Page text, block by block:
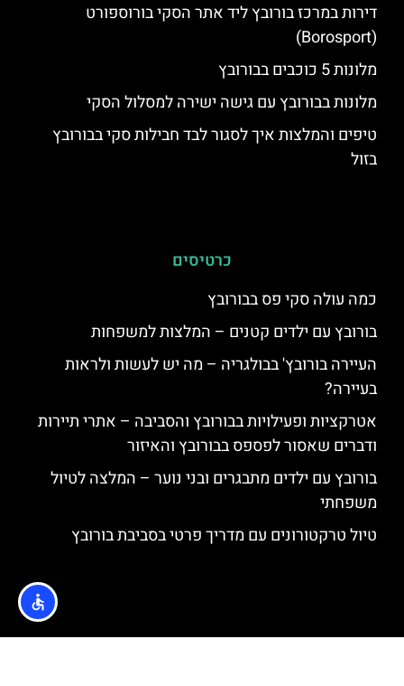
דירות במרכז בורובץ ליד אתר הסקי בורוספורט
(Borosport)
מלונות 5 כוכבים בבורובץ
מלונות בבורובץ עם גישה ישירה למסלול הסקי
טיפים והמלצות איך לסגור לבד חבילות סקי בבורובץ
בזול
כרטיסים
כמה עולה סקי פס בבורובץ
בורובץ עם ילדים קטנים – המלצות למשפחות
העיירה בורובץ' בבולגריה – מה יש לעשות ולראות
בעיירה?
אטרקציות ופעילויות בבורובץ והסביבה – אתרי תיירות
ודברים שאסור לפספס בבורובץ והאיזור
בורובץ עם ילדים מתבגרים ובני נוער – המלצה לטיול
משפחתי
טיול טרקטורונים עם מדריך פרטי בסביבת בורובץ